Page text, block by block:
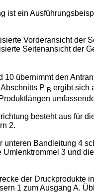
ist ein
Vorderansicht der
Seitenansicht der
10 übernimmt den
P B ergibt sich
besteht aus für
2.
unteren Bandleitung 4
Umlenktrommel 3 und
der Druckprodukte
1 zum Ausgang A.